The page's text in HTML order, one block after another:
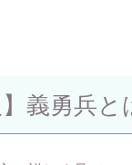
】義勇兵と